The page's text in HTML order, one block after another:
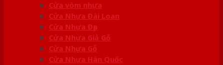
Cửa vòm nhựa
Cửa Nhựa Đài Loan
Cửa Nhựa Đẹp
Cửa Nhựa Giả Gỗ
Cửa Nhựa Gỗ
Cửa Nhựa Hàn Quốc